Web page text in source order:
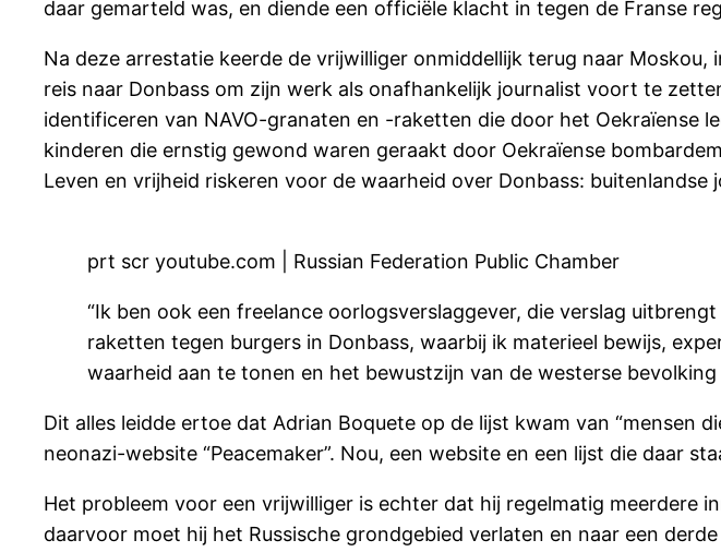
daar gemarteld was, en diende een officiële klacht in tegen de Franse
Na deze arrestatie keerde de vrijwilliger onmiddellijk terug naar
reis naar Donbass om zijn werk als onafhankelijk journalist voort te
identificeren van NAVO-granaten en -raketten die door het Oekraïense
kinderen die ernstig gewond waren geraakt door Oekraïense
Leven en vrijheid riskeren voor de waarheid over Donbass:
prt scr youtube.com | Russian Federation Public Chamber
“Ik ben ook een freelance oorlogsverslaggever, die verslag
raketten tegen burgers in Donbass, waarbij ik materieel bewijs,
waarheid aan te tonen en het bewustzijn van de westerse
Dit alles leidde ertoe dat Adrian Boquete op de lijst kwam van “mensen
neonazi-website “Peacemaker”. Nou, een website en een lijst die daar
Het probleem voor een vrijwilliger is echter dat hij regelmatig meerdere
daarvoor moet hij het Russische grondgebied verlaten en naar een